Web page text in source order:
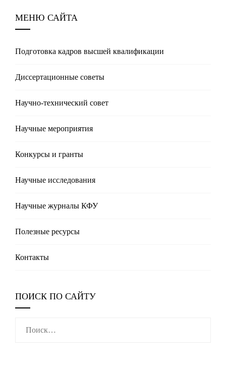
МЕНЮ САЙТА
Подготовка кадров высшей квалификации
Диссертационные советы
Научно-технический совет
Научные мероприятия
Конкурсы и гранты
Научные исследования
Научные журналы КФУ
Полезные реcурсы
Контакты
ПОИСК ПО САЙТУ